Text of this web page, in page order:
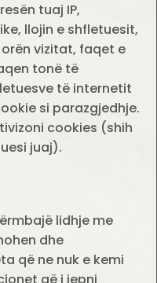
tuaj IP,
llojin e shfletuesit,
vizitat, faqet e
tonë të
të internetit
si parazgjedhje.
cookies (shih
juaj).
lidhje me
dhe
që ne nuk e kemi
që i jepni